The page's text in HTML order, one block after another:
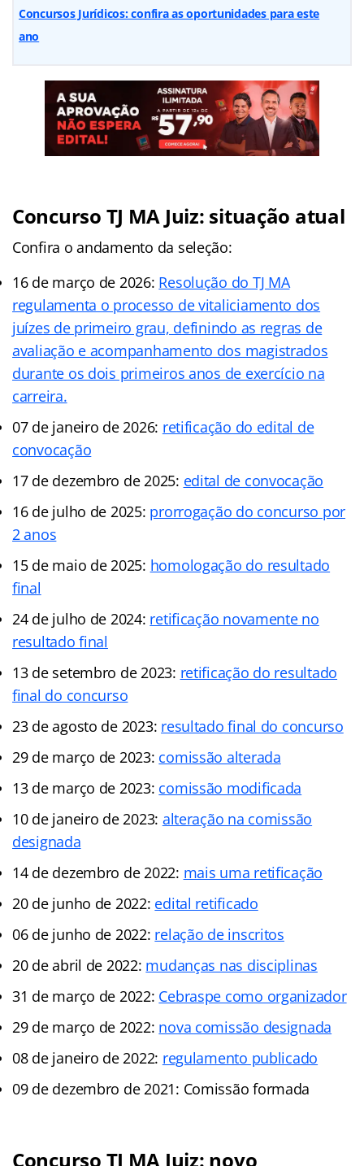
Concursos Jurídicos: confira as oportunidades para este
ano
Concurso TJ MA Juiz: situação atual
Confira o andamento da seleção:
16 de março de 2026: Resolução do TJ MA
regulamenta o processo de vitaliciamento dos
juízes de primeiro grau, definindo as regras de
avaliação e acompanhamento dos magistrados
durante os dois primeiros anos de exercício na
carreira.
07 de janeiro de 2026: retificação do edital de
convocação
17 de dezembro de 2025: edital de convocação
16 de julho de 2025: prorrogação do concurso por
2 anos
15 de maio de 2025: homologação do resultado
final
24 de julho de 2024: retificação novamente no
resultado final
13 de setembro de 2023: retificação do resultado
final do concurso
23 de agosto de 2023: resultado final do concurso
29 de março de 2023: comissão alterada
13 de março de 2023: comissão modificada
10 de janeiro de 2023: alteração na comissão
designada
14 de dezembro de 2022: mais uma retificação
20 de junho de 2022: edital retificado
06 de junho de 2022: relação de inscritos
20 de abril de 2022: mudanças nas disciplinas
31 de março de 2022: Cebraspe como organizador
29 de março de 2022: nova comissão designada
08 de janeiro de 2022: regulamento publicado
09 de dezembro de 2021: Comissão formada
Concurso TJ MA Juiz: novo